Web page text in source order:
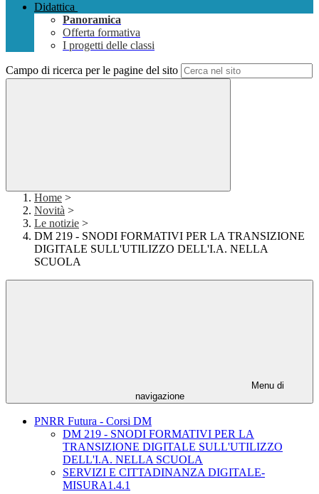
Didattica
Panoramica
Offerta formativa
I progetti delle classi
Campo di ricerca per le pagine del sito
Home >
Novità >
Le notizie >
DM 219 - SNODI FORMATIVI PER LA TRANSIZIONE
DIGITALE SULL'UTILIZZO DELL'I.A. NELLA
SCUOLA
Menu di
navigazione
PNRR Futura - Corsi DM
DM 219 - SNODI FORMATIVI PER LA
TRANSIZIONE DIGITALE SULL'UTILIZZO
DELL'I.A. NELLA SCUOLA
SERVIZI E CITTADINANZA DIGITALE-
MISURA1.4.1